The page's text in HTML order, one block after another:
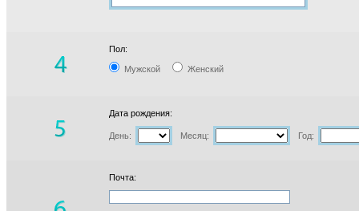
Пол:
Мужской Женский
Дата рождения:
День: Месяц: Год:
Почта: